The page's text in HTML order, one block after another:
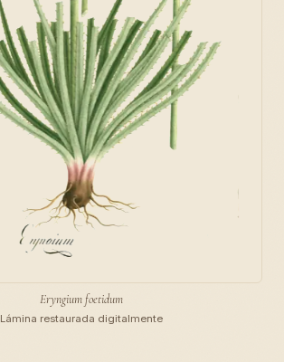
Eryngium foetidum
Lámina restaurada digitalmente